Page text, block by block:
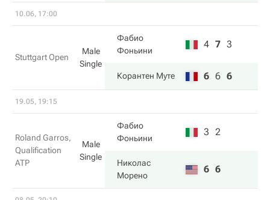
10.06, 17:00
Stuttgart Open
Male
Single
Фабио
Фоньини
4 7 3
Корантен Муте 6 6 6
19.05, 19:15
Roland Garros,
Qualification
ATP
Male
Single
Фабио
Фоньини
3 2
Николас
Морено
6 6